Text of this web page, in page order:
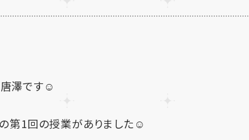
澤です☺
第1回の授業がありました☺️